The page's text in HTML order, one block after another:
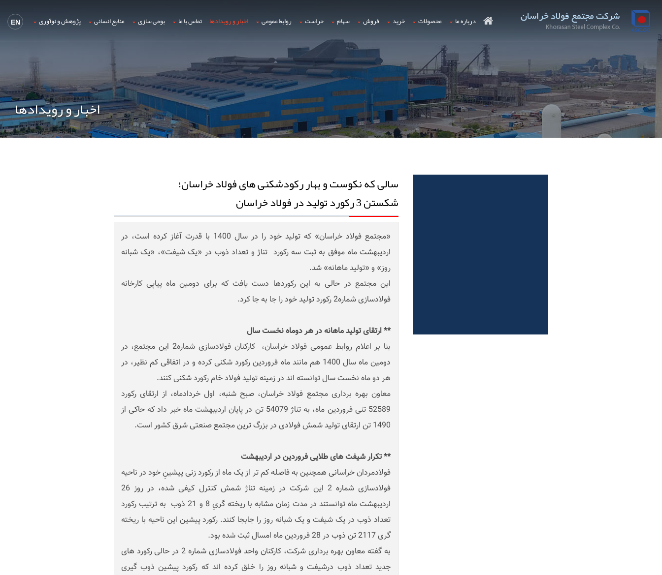
EN درباره ما محصولات خرید فروش سهام حراست روابط عمومی اخبار و رویدادها تماس با ما بومی سازی منابع انسانی پژوهش و نوآوری
اخبار و رویدادها
سالی که نکوست و بهار رکودشکنی های فولاد خراسان؛
شکستن 3 رکورد تولید در فولاد خراسان
«مجتمع فولاد خراسان» که تولید خود را در سال 1400 با قدرت آغاز کرده است، در
اردیبهشت ماه موفق به ثبت سه رکورد تناژ و تعداد ذوب در «یک شیفت»، «یک شبانه
روز» و «تولید ماهانه» شد.
این مجتمع در حالی به این رکوردها دست یافت که برای دومین ماه پیاپی کارخانه
فولادسازی شماره2 رکورد تولید خود را جا به جا کرد.
** ارتقای تولید ماهانه در هر دوماه نخست سال
بنا بر اعلام روابط عمومی فولاد خراسان، کارکنان فولادسازی شماره2 این مجتمع، در
دومین ماه سال 1400 هم مانند ماه فروردین رکورد شکنی کرده و در اتفاقی کم نظیر، در
هر دو ماه نخست سال توانسته اند در زمینه تولید فولاد خام رکورد شکنی کنند.
معاون بهره برداری مجتمع فولاد خراسان، صبح شنبه، اول خردادماه، از ارتقای رکورد
52589 تنی فروردین ماه، به تناژ 54079 تن در پایان اردیبهشت ماه خبر داد که حاکی از
1490 تن ارتقای تولید شمش فولادی در بزرگ ترین مجتمع صنعتی شرق کشور است.
** تکرار شیفت های طلایی فروردین در اردیبهشت
فولادمردان خراسانی همچنین به فاصله کم تر از یک ماه از رکورد زنی پیشینِ خود در ناحیه
فولادسازی شماره 2 این شرکت در زمینه تناژ شمش کنترل کیفی شده، در روز 26
اردیبهشت ماه توانستند در مدت زمان مشابه با ریخته گریِ 8 و 21 ذوب به ترتیب رکورد
تعداد ذوب در یک شیفت و یک شبانه روز را جابجا کنند. رکورد پیشین این ناحیه با ریخته
گری 2117 تن ذوب در 28 فروردین ماه امسال ثبت شده بود.
به گفته معاون بهره برداری شرکت، کارکنان واحد فولادسازی شماره 2 در حالی رکورد های
جدید تعداد ذوب درشیفت و شبانه روز را خلق کرده اند که رکورد پیشین ذوب گیری